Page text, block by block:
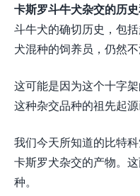
卡斯罗斗牛犬杂交的历
斗牛犬的确切历史，包
犬混种的饲养员，仍然不
这可能是因为这个十字
这种杂交品种的祖先起源
我们今天所知道的比特
卡斯罗犬杂交的产物。
种。